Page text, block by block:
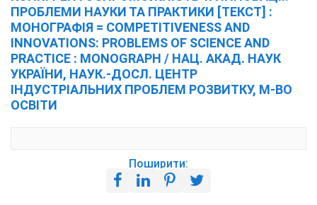
ПРОБЛЕМИ НАУКИ ТА ПРАКТИКИ [ТЕКСТ] :
МОНОГРАФІЯ = COMPETITIVENESS AND
INNOVATIONS: PROBLEMS OF SCIENCE AND
PRACTICE : MONOGRAPH / НАЦ. АКАД. НАУК
УКРАЇНИ, НАУК.-ДОСЛ. ЦЕНТР
ІНДУСТРІАЛЬНИХ ПРОБЛЕМ РОЗВИТКУ, М-ВО
ОСВІТИ
Поширити: